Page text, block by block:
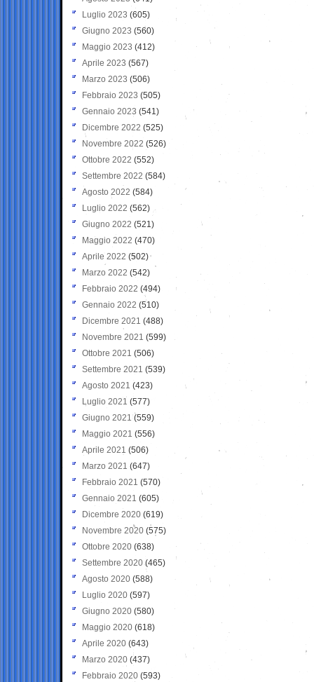
Luglio 2023 (605)
Giugno 2023 (560)
Maggio 2023 (412)
Aprile 2023 (567)
Marzo 2023 (506)
Febbraio 2023 (505)
Gennaio 2023 (541)
Dicembre 2022 (525)
Novembre 2022 (526)
Ottobre 2022 (552)
Settembre 2022 (584)
Agosto 2022 (584)
Luglio 2022 (562)
Giugno 2022 (521)
Maggio 2022 (470)
Aprile 2022 (502)
Marzo 2022 (542)
Febbraio 2022 (494)
Gennaio 2022 (510)
Dicembre 2021 (488)
Novembre 2021 (599)
Ottobre 2021 (506)
Settembre 2021 (539)
Agosto 2021 (423)
Luglio 2021 (577)
Giugno 2021(559)
Maggio 2021 (556)
Aprile 2021 (506)
Marzo 2021 (647)
Febbraio 2021 (570)
Gennaio 2021 (605)
Dicembre 2020 (619)
Novembre 2020 (575)
Ottobre 2020 (638)
Settembre 2020(465)
Agosto 2020 (588)
Luglio 2020 (597)
Giugno 2020 (580)
Maggio 2020 (618)
Aprile 2020 (643)
Marzo 2020 (437)
Febbraio 2020 (593)